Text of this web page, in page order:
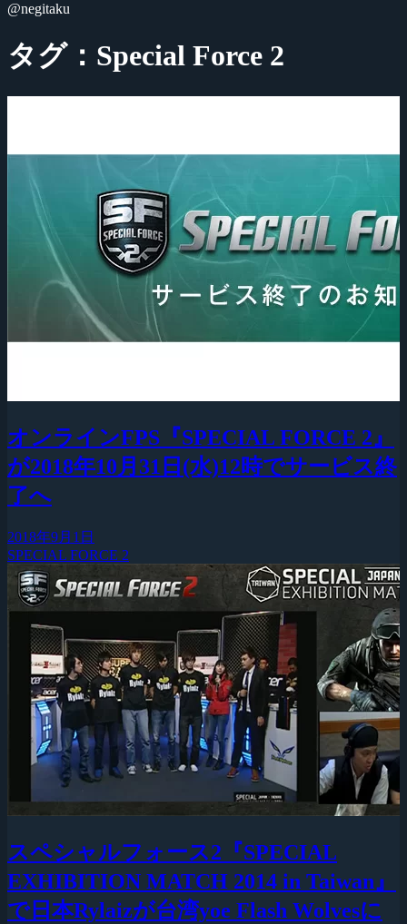
@negitaku
タグ：Special Force 2
オンラインFPS『SPECIAL FORCE 2』
が2018年10月31日(水)12時でサービス終
了へ
2018年9月1日
SPECIAL FORCE 2
スペシャルフォース2『SPECIAL
EXHIBITION MATCH 2014 in Taiwan』
で日本Rylaizが台湾yoe Flash Wolvesに